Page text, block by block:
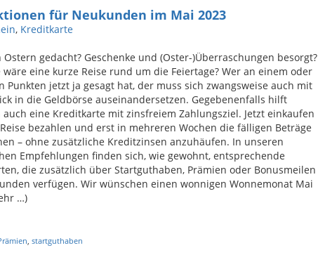
für Neukunden im Mai 2023
, Kreditkarte
Ostern gedacht? Geschenke und (Oster-)Überraschungen besorgt?
wäre eine kurze Reise rund um die Feiertage? Wer an einem oder
Punkten jetzt ja gesagt hat, der muss sich zwangsweise auch mit
in die Geldbörse auseinandersetzen. Gegebenenfalls hilft
eine Kreditkarte mit zinsfreiem Zahlungsziel. Jetzt einkaufen
bezahlen und erst in mehreren Wochen die fälligen Beträge
– ohne zusätzliche Kreditzinsen anzuhäufen. In unseren
Empfehlungen finden sich, wie gewohnt, entsprechende
die zusätzlich über Startguthaben, Prämien oder Bonusmeilen
verfügen. Wir wünschen einen wonnigen Wonnemonat Mai
…)
, startguthaben